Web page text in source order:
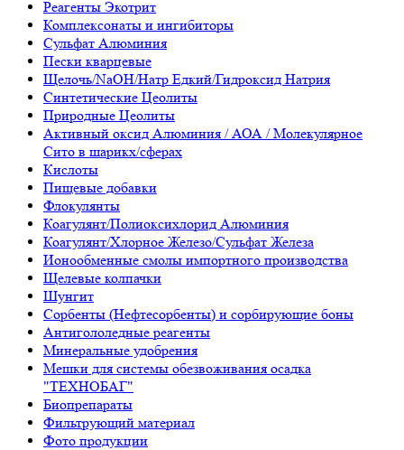
Реагенты Экотрит
Комплексонаты и ингибиторы
Сульфат Алюминия
Пески кварцевые
Щелочь/NaOH/Натр Едкий/Гидроксид Натрия
Синтетические Цеолиты
Природные Цеолиты
Активный оксид Алюминия / АОА / Молекулярное
Сито в шарикх/сферах
Кислоты
Пищевые добавки
Флокулянты
Коагулянт/Полиоксихлорид Алюминия
Коагулянт/Хлорное Железо/Сульфат Железа
Ионообменные смолы импортного производства
Щелевые колпачки
Шунгит
Сорбенты (Нефтесорбенты) и сорбирующие боны
Антигололедные реагенты
Минеральные удобрения
Мешки для системы обезвоживания осадка
"ТЕХНОБАГ"
Биопрепараты
Фильтрующий материал
Фото продукции